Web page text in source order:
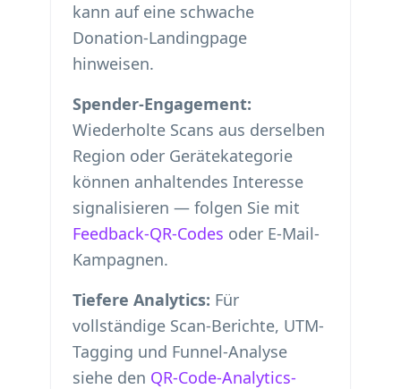
kann auf eine schwache
Donation-Landingpage
hinweisen.
Spender-Engagement:
Wiederholte Scans aus derselben
Region oder Gerätekategorie
können anhaltendes Interesse
signalisieren — folgen Sie mit
Feedback-QR-Codes oder E-Mail-
Kampagnen.
Tiefere Analytics: Für
vollständige Scan-Berichte, UTM-
Tagging und Funnel-Analyse
siehe den QR-Code-Analytics-